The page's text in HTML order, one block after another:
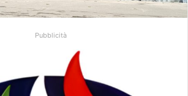
Pubblicità